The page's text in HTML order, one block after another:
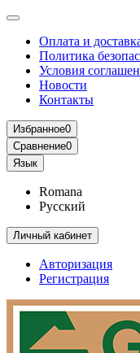
Оплата и
Политика
Условия
Новости
Контакты
Избранное0
Сравнение0
Язык
Romana
Русский
Личный кабинет
Авторизация
Регистрация